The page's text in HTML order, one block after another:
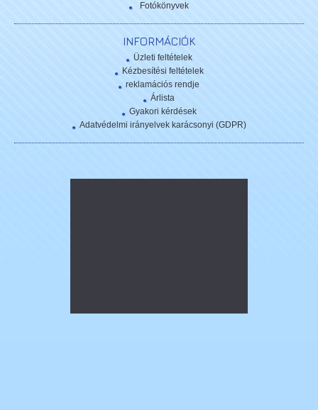
Fotókönyvek
INFORMÁCIÓK
Üzleti feltételek
Kézbesítési feltételek
reklamációs rendje
Árlista
Gyakori kérdések
Adatvédelmi irányelvek karácsonyi (GDPR)